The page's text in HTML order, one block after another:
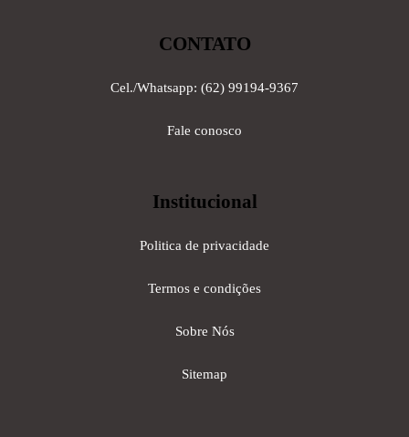
CONTATO
Cel./Whatsapp: (62) 99194-9367
Fale conosco
Institucional
Politica de privacidade
Termos e condições
Sobre Nós
Sitemap